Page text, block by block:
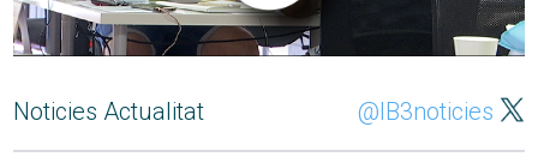
Noticies Actualitat @IB3noticies